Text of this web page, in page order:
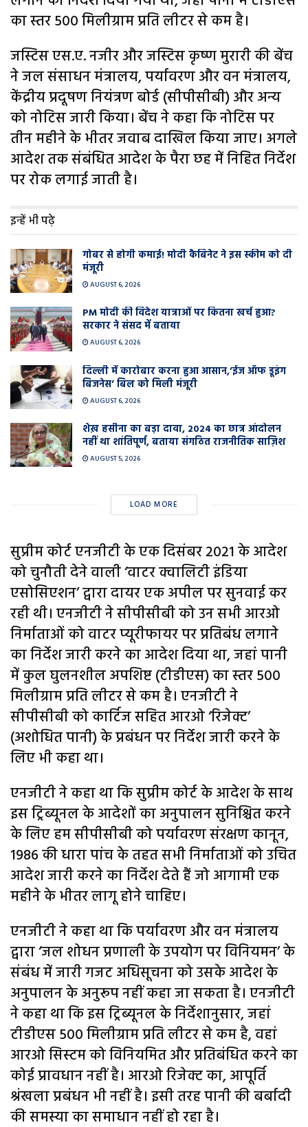
का स्तर 500 मिलीग्राम प्रति लीटर से कम है।
जस्टिस एस.ए. नजीर और जस्टिस कृष्ण मुरारी की बेंच
ने जल संसाधन मंत्रालय, पर्यावरण और वन मंत्रालय,
केंद्रीय प्रदूषण नियंत्रण बोर्ड (सीपीसीबी) और अन्य
को नोटिस जारी किया। बेंच ने कहा कि नोटिस पर
तीन महीने के भीतर जवाब दाखिल किया जाए। अगले
आदेश तक संबंधित आदेश के पैरा छह में निहित निर्देश
पर रोक लगाई जाती है।
इन्हें भी पढ़े
गोबर से होगी कमाई! मोदी कैबिनेट ने इस स्कीम को दी
मंजूरी
AUGUST 6, 2026
PM मोदी की विदेश यात्राओं पर कितना खर्च हुआ?
सरकार ने संसद में बताया
AUGUST 6, 2026
दिल्ली में कारोबार करना हुआ आसान,’ईज ऑफ डूइंग
बिजनेस’ बिल को मिली मंजूरी
AUGUST 6, 2026
शेख़ हसीना का बड़ा दावा, 2024 का छात्र आंदोलन
नहीं था शांतिपूर्ण, बताया संगठित राजनीतिक साज़िश
AUGUST 5, 2026
LOAD MORE
सुप्रीम कोर्ट एनजीटी के एक दिसंबर 2021 के आदेश
को चुनौती देने वाली ‘वाटर क्वालिटी इंडिया
एसोसिएशन’ द्वारा दायर एक अपील पर सुनवाई कर
रही थी। एनजीटी ने सीपीसीबी को उन सभी आरओ
निर्माताओं को वाटर प्यूरीफायर पर प्रतिबंध लगाने
का निर्देश जारी करने का आदेश दिया था, जहां पानी
में कुल घुलनशील अपशिष्ट (टीडीएस) का स्तर 500
मिलीग्राम प्रति लीटर से कम है। एनजीटी ने
सीपीसीबी को कार्टिज सहित आरओ ‘रिजेक्ट’
(अशोधित पानी) के प्रबंधन पर निर्देश जारी करने के
लिए भी कहा था।
एनजीटी ने कहा था कि सुप्रीम कोर्ट के आदेश के साथ
इस ट्रिब्यूनल के आदेशों का अनुपालन सुनिश्चित करने
के लिए हम सीपीसीबी को पर्यावरण संरक्षण कानून,
1986 की धारा पांच के तहत सभी निर्माताओं को उचित
आदेश जारी करने का निर्देश देते हैं जो आगामी एक
महीने के भीतर लागू होने चाहिए।
एनजीटी ने कहा था कि पर्यावरण और वन मंत्रालय
द्वारा ‘जल शोधन प्रणाली के उपयोग पर विनियमन’ के
संबंध में जारी गजट अधिसूचना को उसके आदेश के
अनुपालन के अनुरूप नहीं कहा जा सकता है। एनजीटी
ने कहा था कि इस ट्रिब्यूनल के निर्देशानुसार, जहां
टीडीएस 500 मिलीग्राम प्रति लीटर से कम है, वहां
आरओ सिस्टम को विनियमित और प्रतिबंधित करने का
कोई प्रावधान नहीं है। आरओ रिजेक्ट का, आपूर्ति
श्रंखला प्रबंधन भी नहीं है। इसी तरह पानी की बर्बादी
की समस्या का समाधान नहीं हो रहा है।